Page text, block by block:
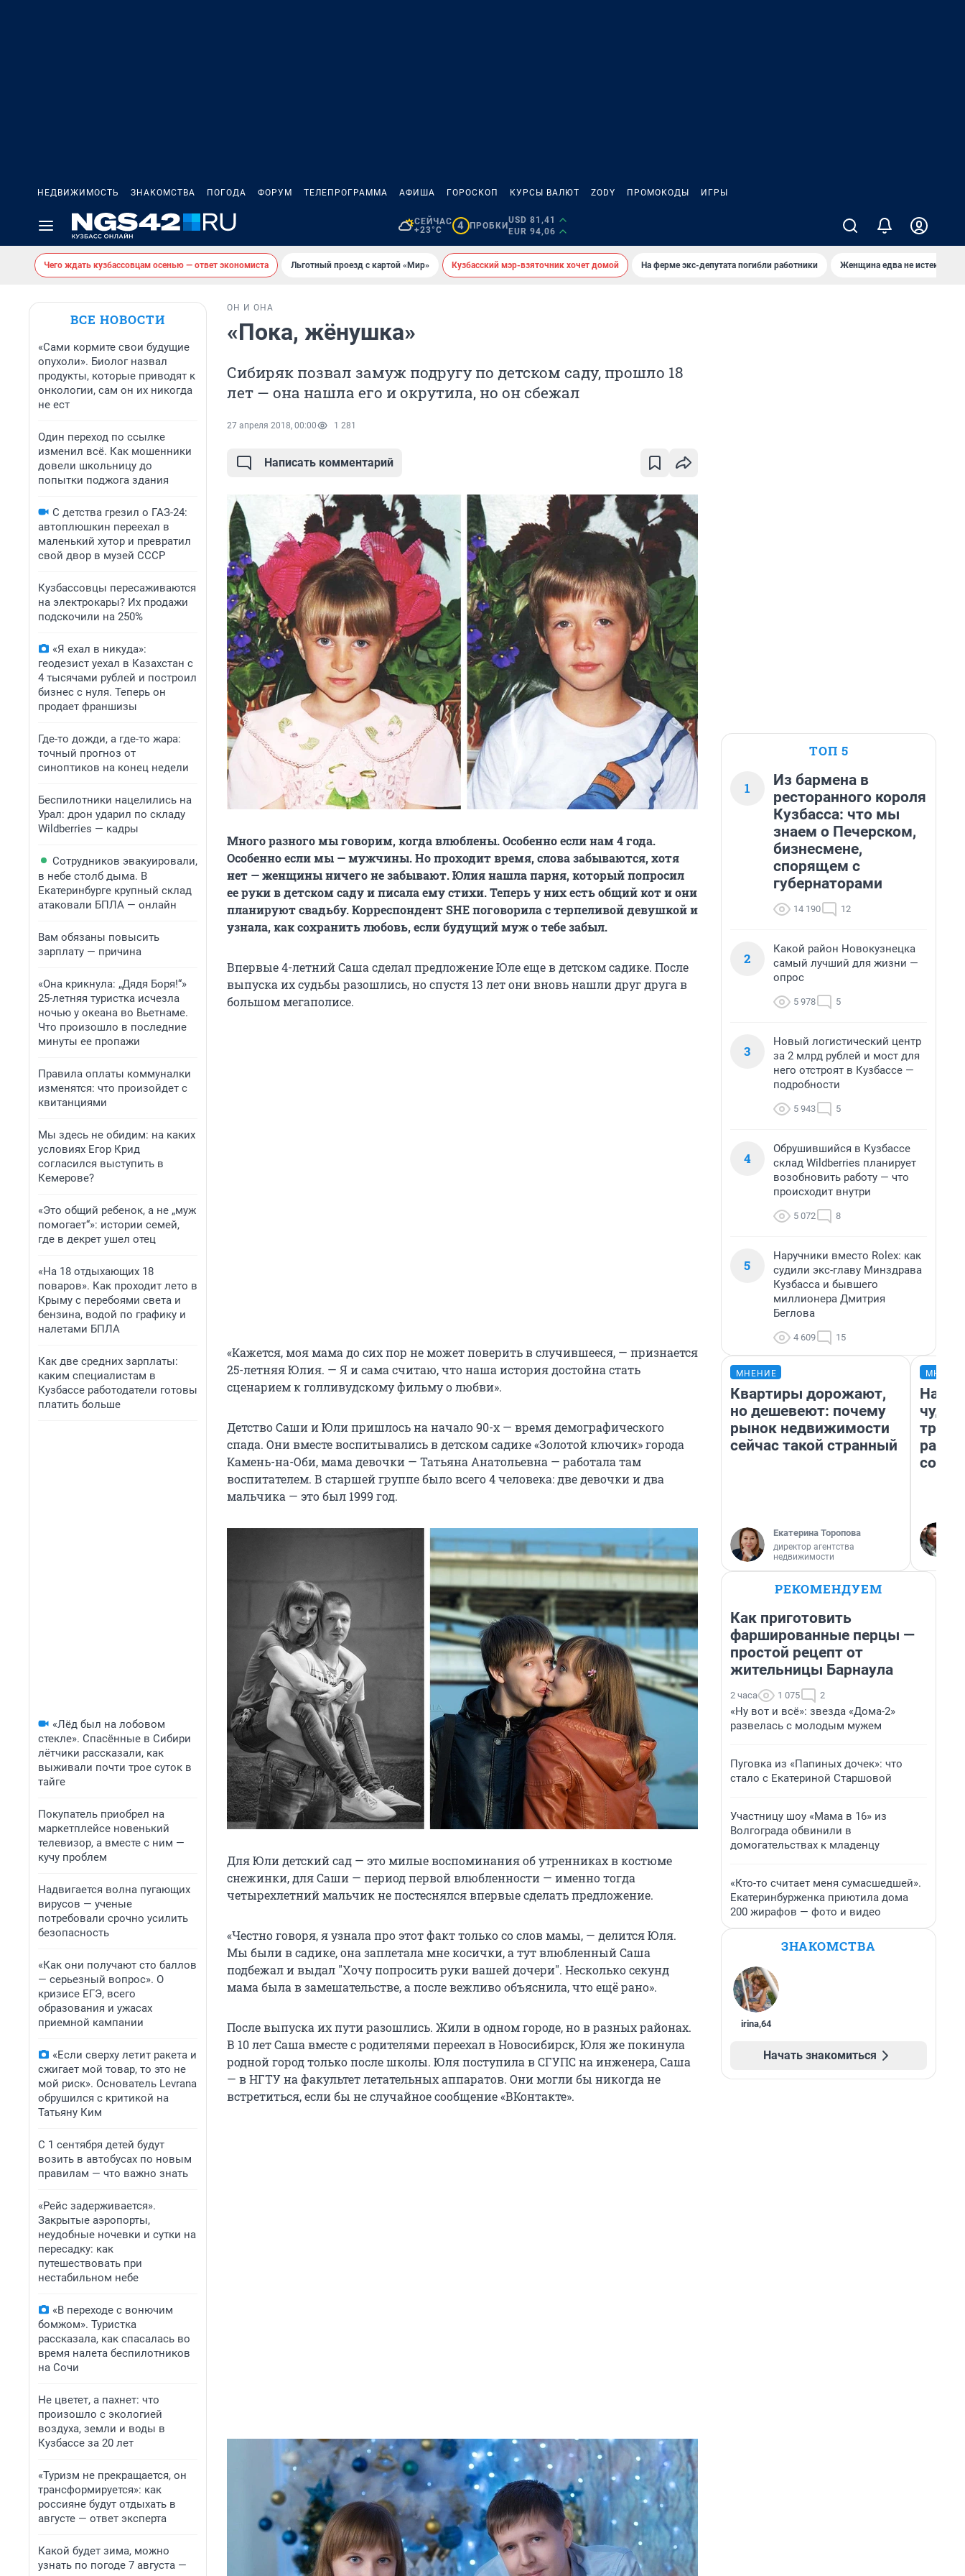
НЕДВИЖИМОСТЬ ЗНАКОМСТВА ПОГОДА ФОРУМ ТЕЛЕПРОГРАММА АФИША ГОРОСКОП КУРСЫ ВАЛЮТ ZODY ПРОМОКОДЫ ИГРЫ
СЕЙЧАС
+23°C
4 ПРОБКИ
USD 81,41
EUR 94,06
Чего ждать кузбассовцам осенью — ответ экономиста Льготный проезд с картой «Мир» Кузбасский мэр-взяточник хочет домой На ферме экс-депутата погибли работники Женщина едва не истекла
ВСЕ НОВОСТИ
«Сами кормите свои будущие
опухоли». Биолог назвал
продукты, которые приводят к
онкологии, сам он их никогда
не ест
Один переход по ссылке
изменил всё. Как мошенники
довели школьницу до
попытки поджога здания
С детства грезил о ГАЗ-24:
автоплюшкин переехал в
маленький хутор и превратил
свой двор в музей СССР
Кузбассовцы пересаживаются
на электрокары? Их продажи
подскочили на 250%
«Я ехал в никуда»:
геодезист уехал в Казахстан с
4 тысячами рублей и построил
бизнес с нуля. Теперь он
продает франшизы
Где-то дожди, а где-то жара:
точный прогноз от
синоптиков на конец недели
Беспилотники нацелились на
Урал: дрон ударил по складу
Wildberries — кадры
Сотрудников эвакуировали,
в небе столб дыма. В
Екатеринбурге крупный склад
атаковали БПЛА — онлайн
Вам обязаны повысить
зарплату — причина
«Она крикнула: „Дядя Боря!“»
25-летняя туристка исчезла
ночью у океана во Вьетнаме.
Что произошло в последние
минуты ее пропажи
Правила оплаты коммуналки
изменятся: что произойдет с
квитанциями
Мы здесь не обидим: на каких
условиях Егор Крид
согласился выступить в
Кемерове?
«Это общий ребенок, а не „муж
помогает“»: истории семей,
где в декрет ушел отец
«На 18 отдыхающих 18
поваров». Как проходит лето в
Крыму с перебоями света и
бензина, водой по графику и
налетами БПЛА
Как две средних зарплаты:
каким специалистам в
Кузбассе работодатели готовы
платить больше
«Лёд был на лобовом
стекле». Спасённые в Сибири
лётчики рассказали, как
выживали почти трое суток в
тайге
Покупатель приобрел на
маркетплейсе новенький
телевизор, а вместе с ним —
кучу проблем
Надвигается волна пугающих
вирусов — ученые
потребовали срочно усилить
безопасность
«Как они получают сто баллов
— серьезный вопрос». О
кризисе ЕГЭ, всего
образования и ужасах
приемной кампании
«Если сверху летит ракета и
сжигает мой товар, то это не
мой риск». Основатель Levrana
обрушился с критикой на
Татьяну Ким
С 1 сентября детей будут
возить в автобусах по новым
правилам — что важно знать
«Рейс задерживается».
Закрытые аэропорты,
неудобные ночевки и сутки на
пересадку: как
путешествовать при
нестабильном небе
«В переходе с вонючим
бомжом». Туристка
рассказала, как спасалась во
время налета беспилотников
на Сочи
Не цветет, а пахнет: что
произошло с экологией
воздуха, земли и воды в
Кузбассе за 20 лет
«Туризм не прекращается, он
трансформируется»: как
россияне будут отдыхать в
августе — ответ эксперта
Какой будет зима, можно
узнать по погоде 7 августа —
ОН И ОНА
«Пока, жёнушка»
Сибиряк позвал замуж подругу по детском саду, прошло 18
лет — она нашла его и окрутила, но он сбежал
27 апреля 2018, 00:00 1 281
Написать комментарий
Много разного мы говорим, когда влюблены. Особенно если нам 4 года.
Особенно если мы — мужчины. Но проходит время, слова забываются, хотя
нет — женщины ничего не забывают. Юлия нашла парня, который попросил
ее руки в детском саду и писала ему стихи. Теперь у них есть общий кот и они
планируют свадьбу. Корреспондент SHE поговорила с терпеливой девушкой и
узнала, как сохранить любовь, если будущий муж о тебе забыл.
Впервые 4-летний Саша сделал предложение Юле еще в детском садике. После
выпуска их судьбы разошлись, но спустя 13 лет они вновь нашли друг друга в
большом мегаполисе.
«Кажется, моя мама до сих пор не может поверить в случившееся, — признается
25-летняя Юлия. — Я и сама считаю, что наша история достойна стать
сценарием к голливудскому фильму о любви».
Детство Саши и Юли пришлось на начало 90-х — время демографического
спада. Они вместе воспитывались в детском садике «Золотой ключик» города
Камень-на-Оби, мама девочки — Татьяна Анатольевна — работала там
воспитателем. В старшей группе было всего 4 человека: две девочки и два
мальчика — это был 1999 год.
Для Юли детский сад — это милые воспоминания об утренниках в костюме
снежинки, для Саши — период первой влюбленности — именно тогда
четырехлетний мальчик не постеснялся впервые сделать предложение.
«Честно говоря, я узнала про этот факт только со слов мамы, — делится Юля.
Мы были в садике, она заплетала мне косички, а тут влюбленный Саша
подбежал и выдал "Хочу попросить руки вашей дочери". Несколько секунд
мама была в замешательстве, а после вежливо объяснила, что ещё рано».
После выпуска их пути разошлись. Жили в одном городе, но в разных районах.
В 10 лет Саша вместе с родителями переехал в Новосибирск, Юля же покинула
родной город только после школы. Юля поступила в СГУПС на инженера, Саша
— в НГТУ на факультет летательных аппаратов. Они могли бы никогда не
встретиться, если бы не случайное сообщение «ВКонтакте».
ТОП 5
1
Из бармена в
ресторанного короля
Кузбасса: что мы
знаем о Печерском,
бизнесмене,
спорящем с
губернаторами
14 190 12
2
Какой район Новокузнецка
самый лучший для жизни —
опрос
5 978 5
3
Новый логистический центр
за 2 млрд рублей и мост для
него отстроят в Кузбассе —
подробности
5 943 5
4
Обрушившийся в Кузбассе
склад Wildberries планирует
возобновить работу — что
происходит внутри
5 072 8
5
Наручники вместо Rolex: как
судили экс-главу Минздрава
Кузбасса и бывшего
миллионера Дмитрия
Беглова
4 609 15
МНЕНИЕ
Квартиры дорожают,
но дешевеют: почему
рынок недвижимости
сейчас такой странный
Екатерина Торопова
директор агентства
недвижимости
РЕКОМЕНДУЕМ
Как приготовить
фаршированные перцы —
простой рецепт от
жительницы Барнаула
2 часа 1 075 2
«Ну вот и всё»: звезда «Дома-2»
развелась с молодым мужем
Пуговка из «Папиных дочек»: что
стало с Екатериной Старшовой
Участницу шоу «Мама в 16» из
Волгограда обвинили в
домогательствах к младенцу
«Кто-то считает меня сумасшедшей».
Екатеринбурженка приютила дома
200 жирафов — фото и видео
ЗНАКОМСТВА
irina,64
Начать знакомиться